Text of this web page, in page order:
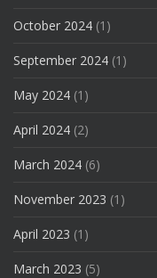
October 2024 (1)
September 2024 (1)
May 2024 (1)
April 2024 (2)
March 2024 (6)
November 2023 (1)
April 2023 (1)
March 2023 (5)